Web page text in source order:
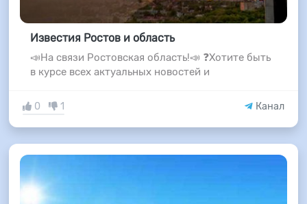
Известия Ростов и область
📣На связи Ростовская область!📣 ❓Хотите быть
в курсе всех актуальных новостей и
0 1 Канал